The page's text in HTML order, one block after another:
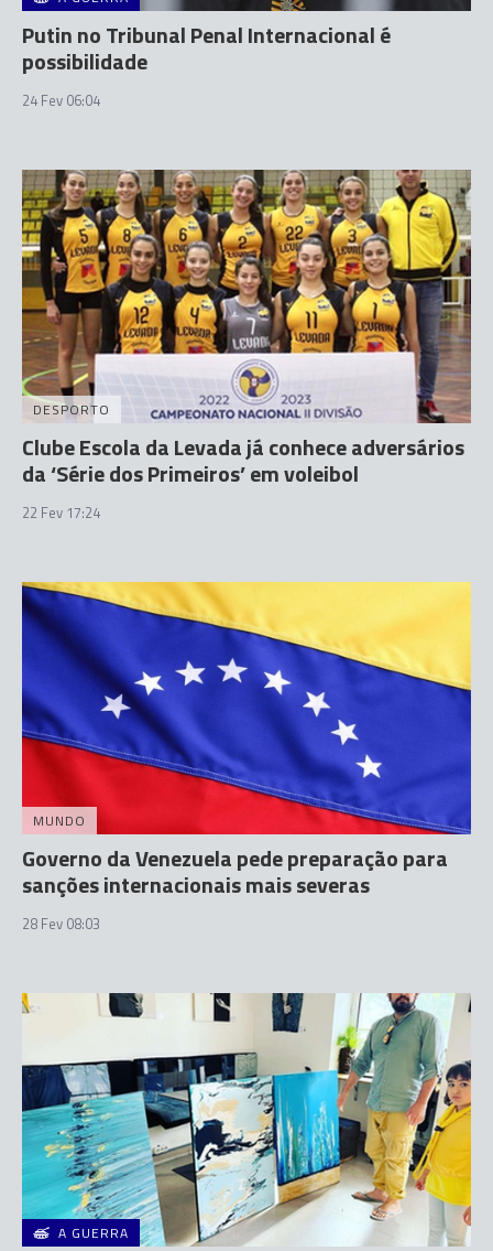
Putin no Tribunal Penal Internacional é
possibilidade
24 Fev 06:04
DESPORTO
Clube Escola da Levada já conhece adversários
da ‘Série dos Primeiros’ em voleibol
22 Fev 17:24
MUNDO
Governo da Venezuela pede preparação para
sanções internacionais mais severas
28 Fev 08:03
A GUERRA